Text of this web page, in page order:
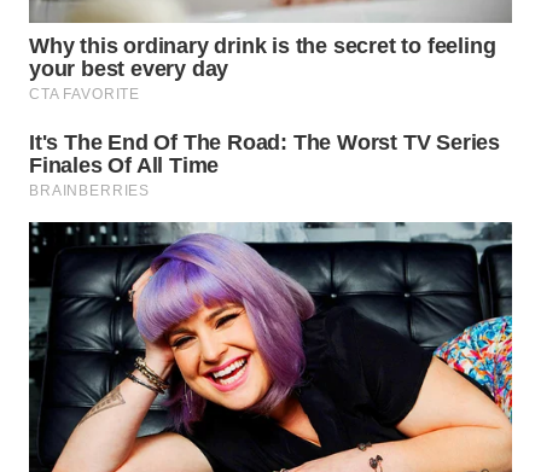
UTARA
WN
SAMOSIR
WN
PADANG
WN
SUMEDANG
WN
CIANJUR